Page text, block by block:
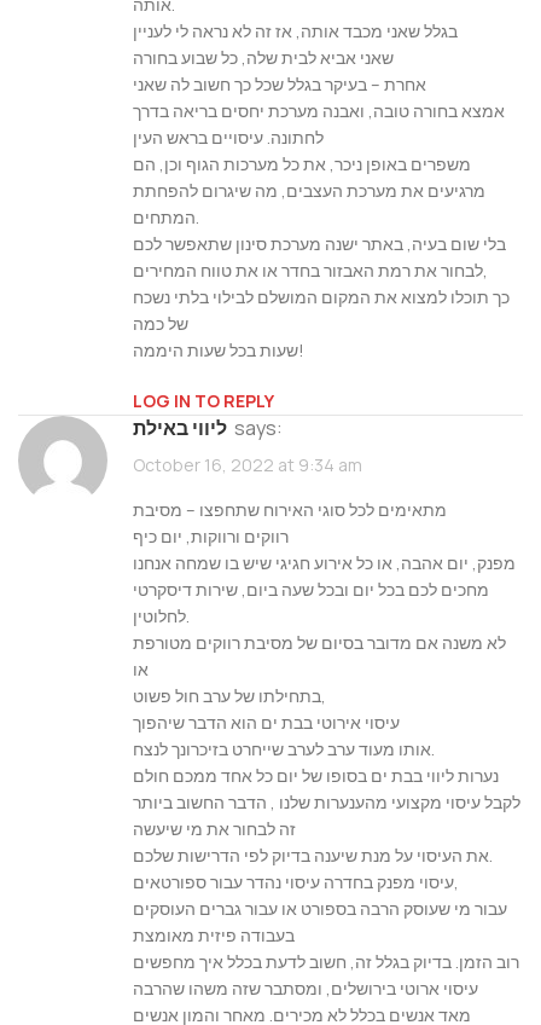
אותה.
בגלל שאני מכבד אותה, אז זה לא נראה לי לעניין
שאני אביא לבית שלה, כל שבוע בחורה
אחרת – בעיקר בגלל שכל כך חשוב לה שאני
אמצא בחורה טובה, ואבנה מערכת יחסים בריאה בדרך
לחתונה. עיסויים בראש העין
משפרים באופן ניכר, את כל מערכות הגוף וכן, הם
מרגיעים את מערכת העצבים, מה שיגרום להפחתת
המתחים.
בלי שום בעיה, באתר ישנה מערכת סינון שתאפשר לכם
לבחור את רמת האבזור בחדר או את טווח המחירים,
כך תוכלו למצוא את המקום המושלם לבילוי בלתי נשכח
של כמה
שעות בכל שעות היממה!
LOG IN TO REPLY
ליווי באילת says:
October 16, 2022 at 9:34 am
מתאימים לכל סוגי האירוח שתחפצו – מסיבת
רווקים ורווקות, יום כיף
מפנק, יום אהבה, או כל אירוע חגיגי שיש בו שמחה אנחנו
מחכים לכם בכל יום ובכל שעה ביום, שירות דיסקרטי
לא משנה אם מדובר בסיום של מסיבת רווקים מטורפת
או
עיסוי אירוטי בבת ים הוא הדבר שיהפוך
נערות ליווי בבת ים בסופו של יום כל אחד ממכם חולם
לקבל עיסוי מקצועי מהענערות שלנו , הדבר החשוב ביותר
זה לבחור את מי שיעשה
עבור מי שעוסק הרבה בספורט או עבור גברים העוסקים
בעבודה פיזית מאומצת
רוב הזמן. בדיוק בגלל זה, חשוב לדעת בכלל איך מחפשים
עיסוי ארוטי בירושלים, ומסתבר שזה משהו שהרבה
מאד אנשים בכלל לא מכירים. מאחר והמון אנשים